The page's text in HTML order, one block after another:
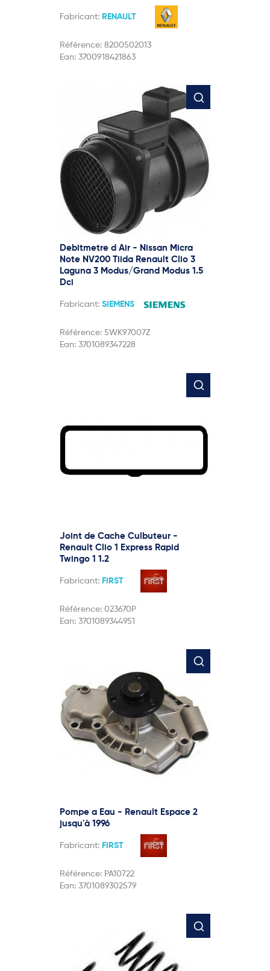
Fabricant: RENAULT
Référence: 8200502013
Ean: 3700918421863
Debitmetre d Air - Nissan Micra
Note NV200 Tiida Renault Clio 3
Laguna 3 Modus/Grand Modus 1.5
Dci
Fabricant: SIEMENS
Référence: 5WK97007Z
Ean: 3701089347228
Joint de Cache Culbuteur -
Renault Clio 1 Express Rapid
Twingo 1 1.2
Fabricant: FIRST
Référence: 023670P
Ean: 3701089344951
Pompe a Eau - Renault Espace 2
jusqu'à 1996
Fabricant: FIRST
Référence: PA10722
Ean: 3701089302579